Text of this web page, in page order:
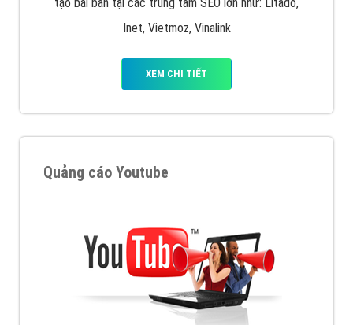
Inet, Vietmoz, Vinalink
XEM CHI TIẾT
Quảng cáo Youtube